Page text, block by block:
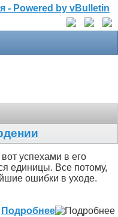
успехами в его
единицы. Все потому,
ошибки в уходе.
Подробнее